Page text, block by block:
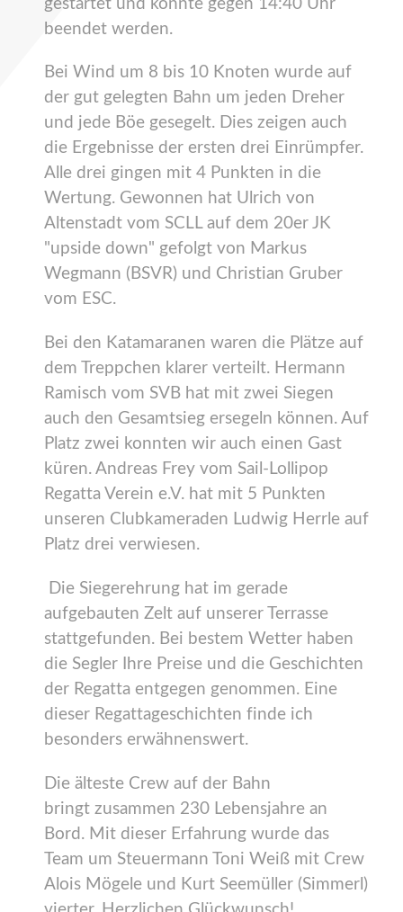
gestartet und konnte gegen 14:40 Uhr
beendet werden.
Bei Wind um 8 bis 10 Knoten wurde auf
der gut gelegten Bahn um jeden Dreher
und jede Böe gesegelt. Dies zeigen auch
die Ergebnisse der ersten drei Einrümpfer.
Alle drei gingen mit 4 Punkten in die
Wertung. Gewonnen hat Ulrich von
Altenstadt vom SCLL auf dem 20er JK
"upside down" gefolgt von Markus
Wegmann (BSVR) und Christian Gruber
vom ESC.
Bei den Katamaranen waren die Plätze auf
dem Treppchen klarer verteilt. Hermann
Ramisch vom SVB hat mit zwei Siegen
auch den Gesamtsieg ersegeln können. Auf
Platz zwei konnten wir auch einen Gast
küren. Andreas Frey vom Sail-Lollipop
Regatta Verein e.V. hat mit 5 Punkten
unseren Clubkameraden Ludwig Herrle auf
Platz drei verwiesen.
Die Siegerehrung hat im gerade
aufgebauten Zelt auf unserer Terrasse
stattgefunden. Bei bestem Wetter haben
die Segler Ihre Preise und die Geschichten
der Regatta entgegen genommen. Eine
dieser Regattageschichten finde ich
besonders erwähnenswert.
Die älteste Crew auf der Bahn
bringt zusammen 230 Lebensjahre an
Bord. Mit dieser Erfahrung wurde das
Team um Steuermann Toni Weiß mit Crew
Alois Mögele und Kurt Seemüller (Simmerl)